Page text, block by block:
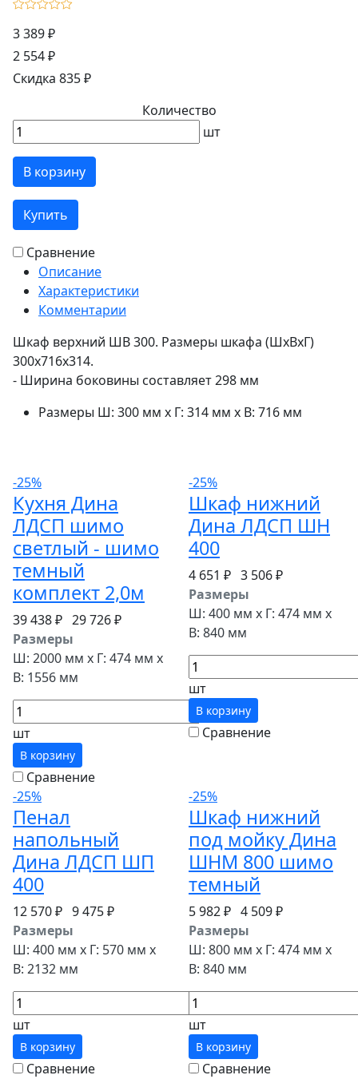
3 389 ₽
2 554 ₽
Скидка 835 ₽
Количество
шт
В корзину
Купить
Сравнение
Описание
Характеристики
Комментарии
Шкаф верхний ШВ 300. Размеры шкафа (ШхВхГ)
300х716х314.
- Ширина боковины составляет 298 мм
Размеры Ш: 300 мм x Г: 314 мм x В: 716 мм
-25%
Кухня Дина
ЛДСП шимо
светлый - шимо
темный
комплект 2,0м
39 438 ₽ 29 726 ₽
Размеры
Ш: 2000 мм x Г: 474 мм x
В: 1556 мм
шт
В корзину
Сравнение
-25%
Шкаф нижний
Дина ЛДСП ШН
400
4 651 ₽ 3 506 ₽
Размеры
Ш: 400 мм x Г: 474 мм x
В: 840 мм
шт
В корзину
Сравнение
-25%
Пенал
напольный
Дина ЛДСП ШП
400
12 570 ₽ 9 475 ₽
Размеры
Ш: 400 мм x Г: 570 мм x
В: 2132 мм
шт
В корзину
Сравнение
-25%
Шкаф нижний
под мойку Дина
ШНМ 800 шимо
темный
5 982 ₽ 4 509 ₽
Размеры
Ш: 800 мм x Г: 474 мм x
В: 840 мм
шт
В корзину
Сравнение